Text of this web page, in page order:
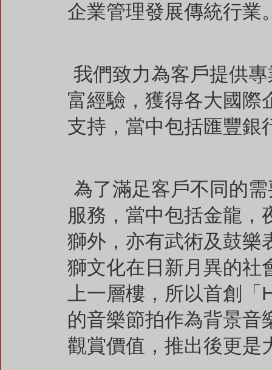
企業管理發展傳統行業
我們致力為客戶提供
富經驗，獲得各大國際
支持，當中包括匯豐銀
為了滿足客戶不同的
服務，當中包括金龍，
獅外，亦有武術及鼓樂
獅文化在日新月異的社
上一層樓，所以首創
的音樂節拍作為背景音
觀賞價值，推出後更是